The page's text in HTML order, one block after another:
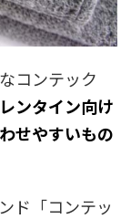
コンテック
ンタイン向け
せやすいもの
ド「コンテッ